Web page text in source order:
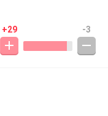
+29 -3